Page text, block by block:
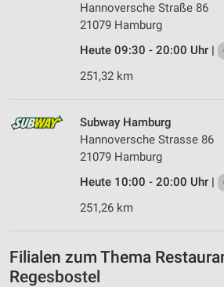
Hannoversche Straße 86
21079 Hamburg
Heute 09:30 - 20:00 Uhr |
251,32 km
Subway Hamburg
Hannoversche Strasse 86
21079 Hamburg
Heute 10:00 - 20:00 Uhr |
251,26 km
Filialen zum Thema
Regesbostel